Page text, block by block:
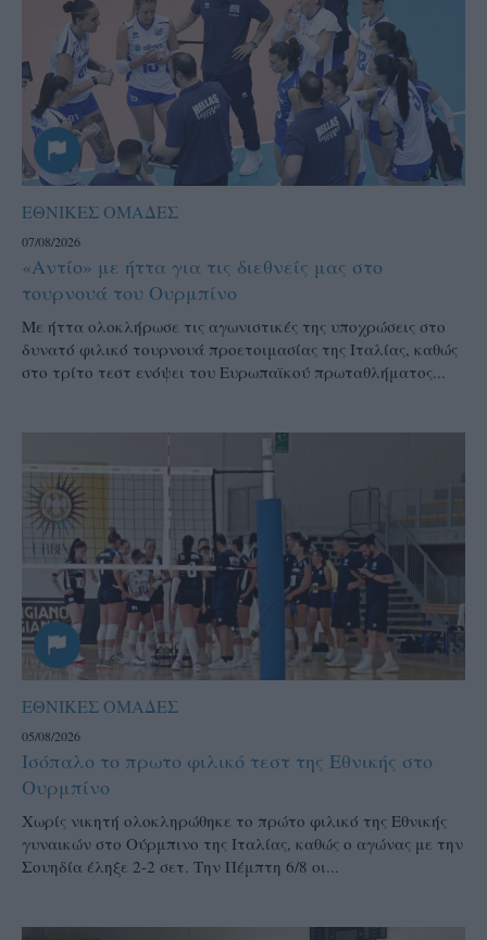
ΕΘΝΙΚΕΣ ΟΜΑΔΕΣ
07/08/2026
«Αντίο» με ήττα για τις διεθνείς μας στο
τουρνουά του Ουρμπίνο
Mε ήττα ολοκλήρωσε τις αγωνιστικές της υποχρώσεις στο
δυνατό φιλικό τουρνουά προετοιμασίας της Ιταλίας, καθώς
στο τρίτο τεστ ενόψει του Ευρωπαϊκού πρωταθλήματος...
ΕΘΝΙΚΕΣ ΟΜΑΔΕΣ
05/08/2026
Ισόπαλο το πρωτο φιλικό τεστ της Εθνικής στο
Ουρμπίνο
Χωρίς νικητή ολοκληρώθηκε το πρώτο φιλικό της Εθνικής
γυναικών στο Ούρμπινο της Ιταλίας, καθώς ο αγώνας με την
Σουηδία έληξε 2-2 σετ. Την Πέμπτη 6/8 οι...